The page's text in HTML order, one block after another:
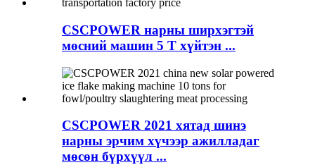
CSCPOWER нарны ширхэгтэй
мөсний машин 5 Т хүйтэн ...
CSCPOWER 2021 хятад шинэ
нарны эрчим хүчээр ажилладаг
мөсөн бүрхүүл ...